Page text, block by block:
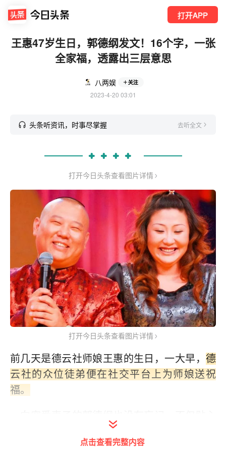
打开APP
王惠47岁生日，郭德纲发文！16个字，一张
全家福，透露出三层意思
八两娱 关注
2023-4-20 03:01
头条听资讯，时事尽掌握 去听全文
打开今日头条查看图片详情
打开今日头条查看图片详情
前几天是德云社师娘王惠的生日，一大早， 德
云社的众位徒弟便在社交平台上为师娘送祝
福。
的发出了一家四口在一起的温馨合照。
点击查看完整内容